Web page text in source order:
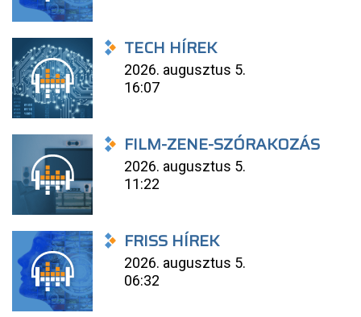
TECH HÍREK
2026. augusztus 5.
16:07
FILM-ZENE-SZÓRAKOZÁS
2026. augusztus 5.
11:22
FRISS HÍREK
2026. augusztus 5.
06:32